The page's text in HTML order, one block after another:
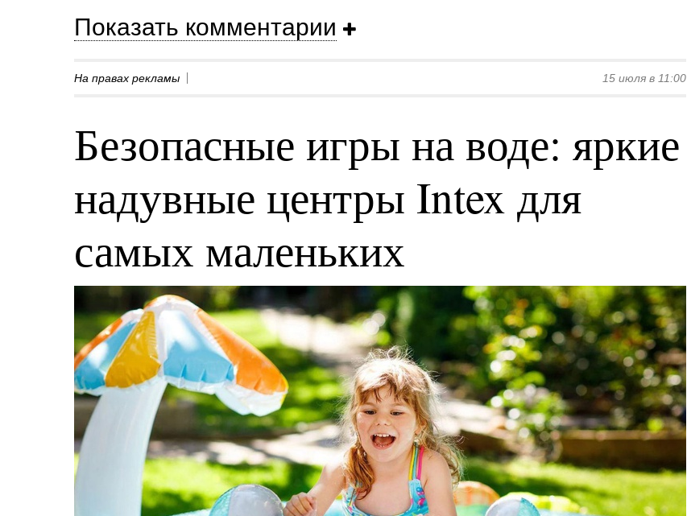
Показать комментарии
На правах рекламы 15 июля в 11:00
Безопасные игры на воде: яркие
надувные центры Intex для
самых маленьких